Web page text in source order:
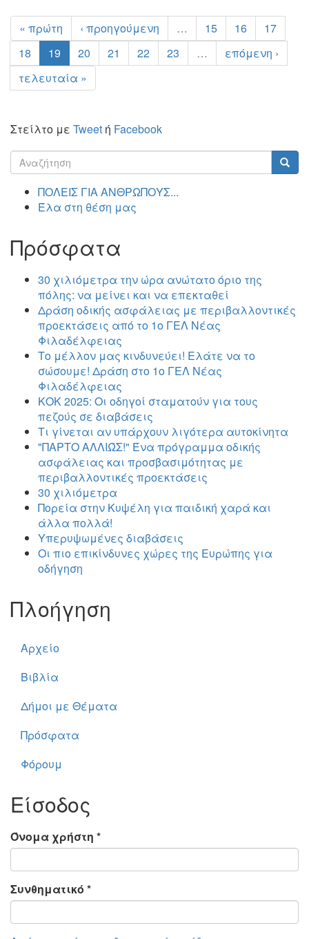
« πρώτη ‹ προηγούμενη … 15 16
17
18
19 20 21 22 23 …
επόμενη ›
τελευταία »
Στείλτο με Tweet ή Facebook
Φόρμα
αναζήτησης
ΠΟΛΕΙΣ ΓΙΑ ΑΝΘΡΩΠΟΥΣ...
Έλα στη θέση μας
Πρόσφατα
30 χιλιόμετρα την ώρα ανώτατο όριο της
πόλης: να μείνει και να επεκταθεί
Δράση οδικής ασφάλειας με περιβαλλοντικές
προεκτάσεις από το 1ο ΓΕΛ Νέας
Φιλαδέλφειας
Το μέλλον μας κινδυνεύει! Ελάτε να το
σώσουμε! Δράση στο 1ο ΓΕΛ Νέας
Φιλαδέλφειας
ΚΟΚ 2025: Οι οδηγοί σταματούν για τους
πεζούς σε διαβάσεις
Τι γίνεται αν υπάρχουν λιγότερα αυτοκίνητα
"ΠΑΡΤΟ ΑΛΛΙΏΣ!" Ένα πρόγραμμα οδικής
ασφάλειας και προσβασιμότητας με
περιβαλλοντικές προεκτάσεις
30 χιλιόμετρα
Πορεία στην Κυψέλη για παιδική χαρά και
άλλα πολλά!
Υπερυψωμένες διαβάσεις
Οι πιο επικίνδυνες χώρες της Ευρώπης για
οδήγηση
Πλοήγηση
Αρχείο
Βιβλία
Δήμοι με Θέματα
Πρόσφατα
Φόρουμ
Είσοδος
Όνομα χρήστη *
Συνθηματικό *